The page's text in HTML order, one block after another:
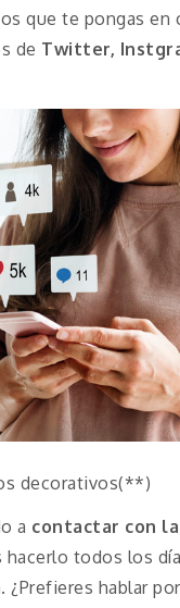
que te pongas en
de Twitter,
decorativos(**)
a contactar con
hacerlo todos los
¿Prefieres hablar